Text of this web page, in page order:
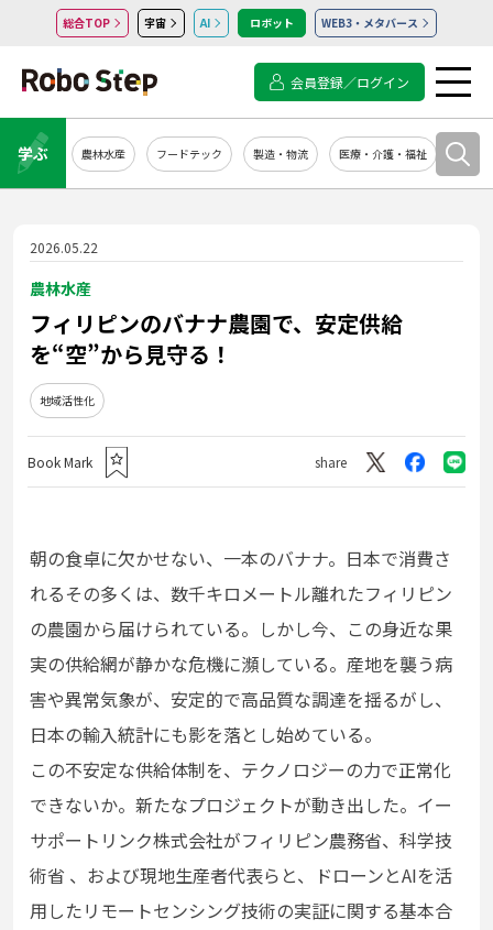
総合TOP 宇宙 AI ロボット WEB3・メタバース
会員登録／ログイン
学ぶ 農林水産 フードテック 製造・物流 医療・介護・福祉 シス
2026.05.22
農林水産
フィリピンのバナナ農園で、安定供給
を“空”から見守る！
地域活性化
Book Mark share
朝の食卓に欠かせない、一本のバナナ。日本で消費さ
れるその多くは、数千キロメートル離れたフィリピン
の農園から届けられている。しかし今、この身近な果
実の供給網が静かな危機に瀕している。産地を襲う病
害や異常気象が、安定的で高品質な調達を揺るがし、
日本の輸入統計にも影を落とし始めている。
この不安定な供給体制を、テクノロジーの力で正常化
できないか。新たなプロジェクトが動き出した。イー
サポートリンク株式会社がフィリピン農務省、科学技
術省 、および現地生産者代表らと、ドローンとAIを活
用したリモートセンシング技術の実証に関する基本合